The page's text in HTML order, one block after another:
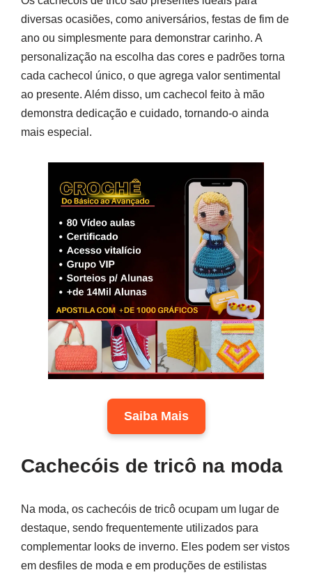
diversas ocasiões, como aniversários, festas de fim de
ano ou simplesmente para demonstrar carinho. A
personalização na escolha das cores e padrões torna
cada cachecol único, o que agrega valor sentimental
ao presente. Além disso, um cachecol feito à mão
demonstra dedicação e cuidado, tornando-o ainda
mais especial.
Saiba Mais
Cachecóis de tricô na moda
Na moda, os cachecóis de tricô ocupam um lugar de
destaque, sendo frequentemente utilizados para
complementar looks de inverno. Eles podem ser vistos
em desfiles de moda e em produções de estilistas